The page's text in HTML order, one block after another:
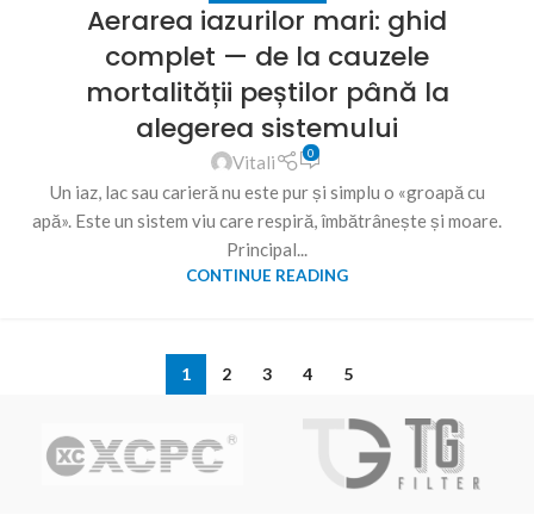
Aerarea iazurilor mari: ghid
complet — de la cauzele
mortalității peștilor până la
alegerea sistemului
Vitali 0
Un iaz, lac sau carieră nu este pur și simplu o «groapă cu
apă». Este un sistem viu care respiră, îmbătrânește și moare.
Principal...
CONTINUE READING
1 2 3 4 5